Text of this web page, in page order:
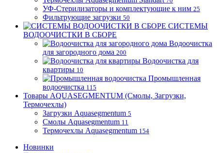
УФ-Стерилизаторы и комплектующие к ним 25
Фильтрующие загрузки 50
СИСТЕМЫ
ВОДООЧИСТКИ В СБОРЕ
Водоочистка
для загородного дома 200
Водоочистка для
квартиры 10
Промышленная
водоочистка 115
Товары AQUASEGMENTUM (Смолы, Загрузки,
Термочехлы)
Загрузки Aquasegmentum 5
Смолы Aquasegmentum 11
Термочехлы Aquasegmentum 154
Новинки